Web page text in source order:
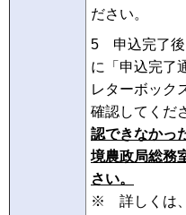
ださい。
5 申込完了後
に「申込完了
レターボック
確認してくだ
認できなかっ
境農政局総務
さい。
※ 詳しくは、